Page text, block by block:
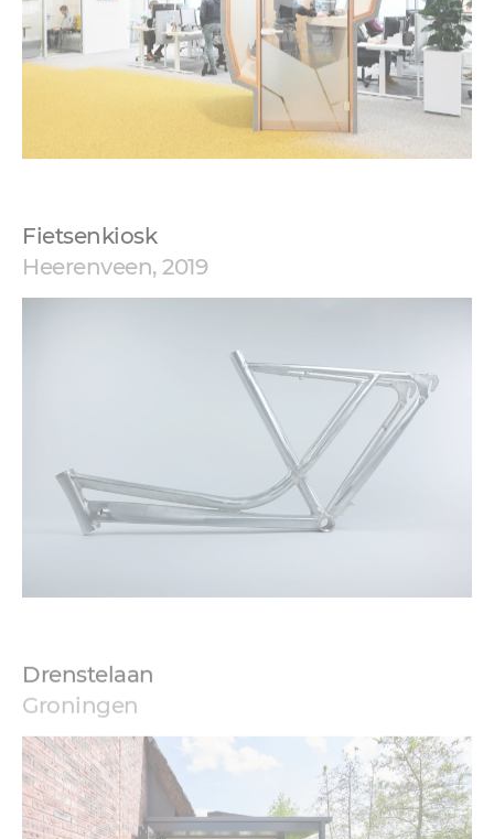
Fietsenkiosk
Heerenveen, 2019
Drenstelaan
Groningen